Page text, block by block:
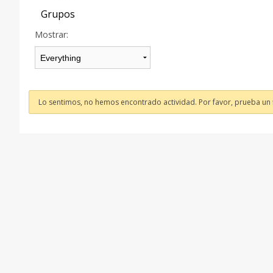
Grupos
Mostrar:
Lo sentimos, no hemos encontrado actividad. Por favor, prueba